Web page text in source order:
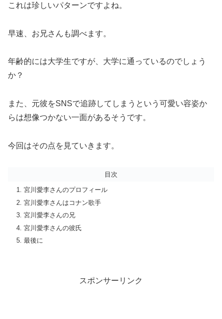
これは珍しいパターンですよね。
早速、お兄さんも調べます。
年齢的には大学生ですが、大学に通っているのでしょう
か？
また、元彼をSNSで追跡してしまうという可愛い容姿か
らは想像つかない一面があるそうです。
今回はその点を見ていきます。
目次
宮川愛李さんのプロフィール
宮川愛李さんはコナン歌手
宮川愛李さんの兄
宮川愛李さんの彼氏
最後に
スポンサーリンク